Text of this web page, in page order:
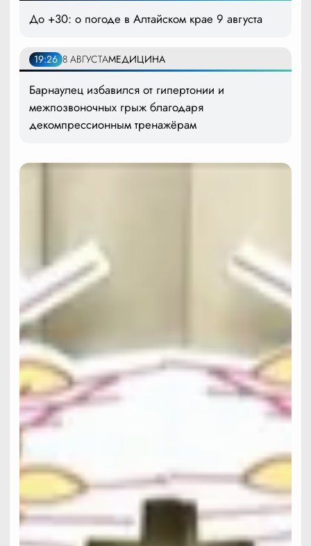
До +30: о погоде в Алтайском крае 9 августа
19:26 8 АВГУСТАМЕДИЦИНА
Барнаулец избавился от гипертонии и
межпозвоночных грыж благодаря
декомпрессионным тренажёрам